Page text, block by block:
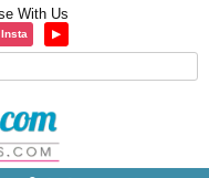
With Us
Insta ▶